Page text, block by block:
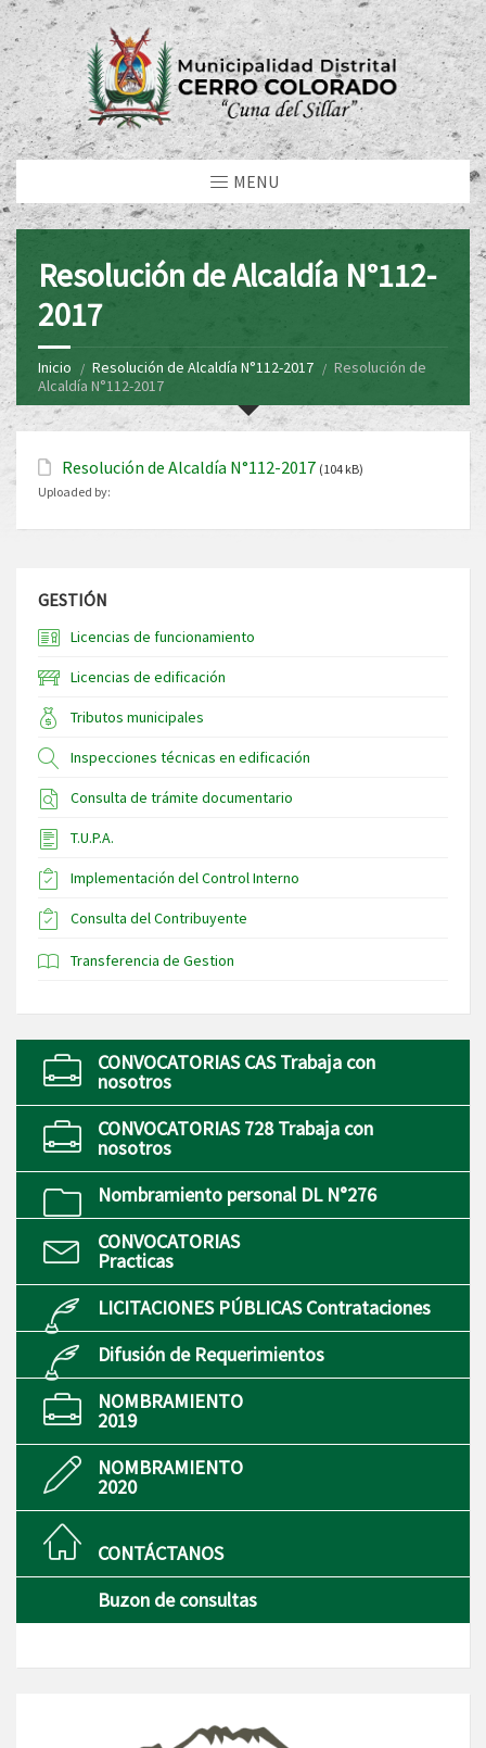
MENU
Resolución de Alcaldía N°112-
2017
Inicio Resolución de Alcaldía N°112-2017
Resolución de
Alcaldía N°112-2017
Resolución de Alcaldía N°112-2017 (104 kB)
Uploaded by:
GESTIÓN
Licencias de funcionamiento
Licencias de edificación
Tributos municipales
Inspecciones técnicas en edificación
Consulta de trámite documentario
T.U.P.A.
Implementación del Control Interno
Consulta del Contribuyente
Transferencia de Gestion
CONVOCATORIAS CAS Trabaja con
nosotros
CONVOCATORIAS 728 Trabaja con
nosotros
Nombramiento personal DL N°276
CONVOCATORIAS
Practicas
LICITACIONES PÚBLICAS Contrataciones
Difusión de Requerimientos
NOMBRAMIENTO
2019
NOMBRAMIENTO
2020
CONTÁCTANOS
Buzon de consultas